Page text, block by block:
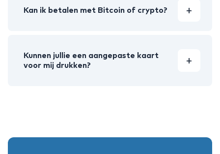
Kan ik betalen met Bitcoin of crypto?
Kunnen jullie een aangepaste kaart
voor mij drukken?